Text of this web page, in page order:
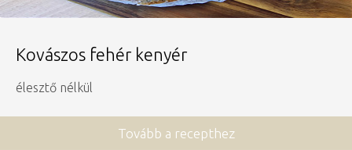
Kovászos fehér kenyér
élesztő nélkül
Tovább a recepthez